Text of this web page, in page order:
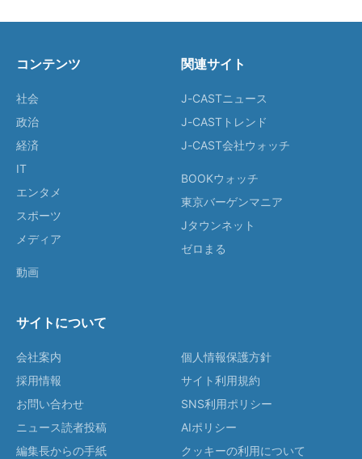
コンテンツ
社会
政治
経済
IT
エンタメ
スポーツ
メディア
動画
関連サイト
J-CASTニュース
J-CASTトレンド
J-CAST会社ウォッチ
BOOKウォッチ
東京バーゲンマニア
Jタウンネット
ゼロまる
サイトについて
会社案内
採用情報
お問い合わせ
ニュース読者投稿
編集長からの手紙
個人情報保護方針
サイト利用規約
SNS利用ポリシー
AIポリシー
クッキーの利用について